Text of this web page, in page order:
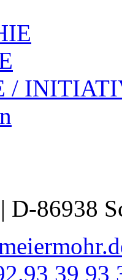
/
D-86938
39 93